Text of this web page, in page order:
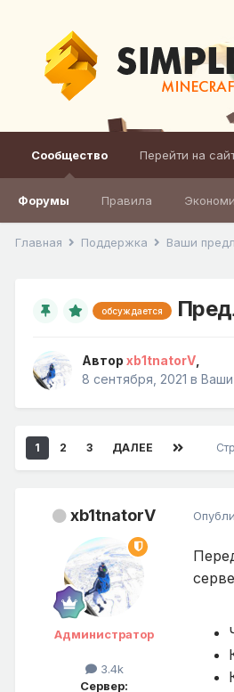
Сообщество
Форумы Правила
Перейти на
Главная Поддержка Ваши
обсуждается
Автор xb1tnatorV
8 сентября, 2021 в
1 2 3 ДАЛЕЕ
xb1tnatorV
Администратор
3.4k
Сервер: